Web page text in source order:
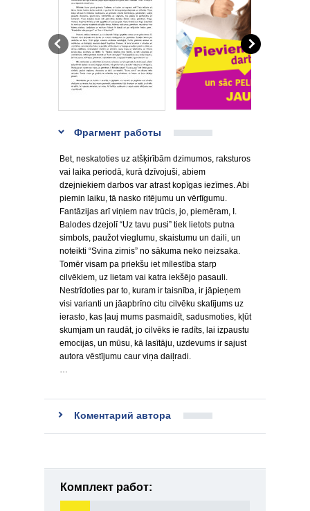
Фрагмент работы
Bet, neskatoties uz atšķirībām dzimumos, raksturos
vai laika periodā, kurā dzīvojuši, abiem
dzejniekiem darbos var atrast kopīgas iezīmes. Abi
piemin laiku, tā nasko ritējumu un vērtīgumu.
Fantāzijas arī viņiem nav trūcis, jo, piemēram, I.
Balodes dzejolī “Uz tavu pusi” tiek lietots putna
simbols, paužot vieglumu, skaistumu un daili, un
noteikti “Svina zirnis” no sākuma neko neizsaka.
Tomēr visam pa priekšu iet mīlestība starp
cilvēkiem, uz lietam vai katra iekšējo pasauli.
Nestrīdoties par to, kuram ir taisnība, ir jāpieņem
visi varianti un jāapbrīno citu cilvēku skatījums uz
ierasto, kas ļauj mums pasmaidīt, sadusmoties, kļūt
skumjam un raudāt, jo cilvēks ie radīts, lai izpaustu
emocijas, un mūsu, kā lasītāju, uzdevums ir sajust
autora vēstījumu caur viņa daiļradi.
…
Коментарий автора
Комплект работ: